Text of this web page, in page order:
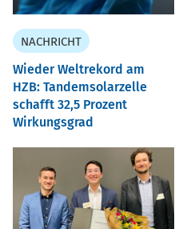
NACHRICHT
Wieder Weltrekord am
HZB: Tandemsolarzelle
schafft 32,5 Prozent
Wirkungsgrad